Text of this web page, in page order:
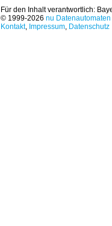
Für den Inhalt verantwortlich:
© 1999-2026 nu
Kontakt, Impressum, Datenschutz